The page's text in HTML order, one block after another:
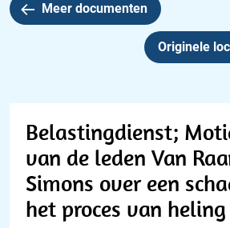
Meer documenten
Originele
Belastingdienst;
van de leden Van
Simons over een
het proces van heling